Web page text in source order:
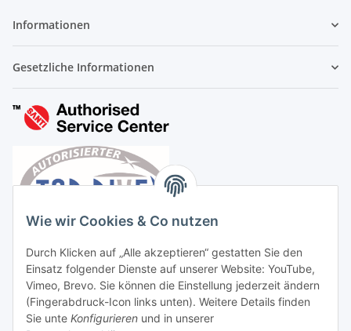
Informationen
Gesetzliche Informationen
Wie wir Cookies & Co nutzen
Durch Klicken auf „Alle akzeptieren“ gestatten Sie den
Einsatz folgender Dienste auf unserer Website: YouTube,
Vimeo, Brevo. Sie können die Einstellung jederzeit ändern
(Fingerabdruck-Icon links unten). Weitere Details finden
Sie unte Konfigurieren und in unserer